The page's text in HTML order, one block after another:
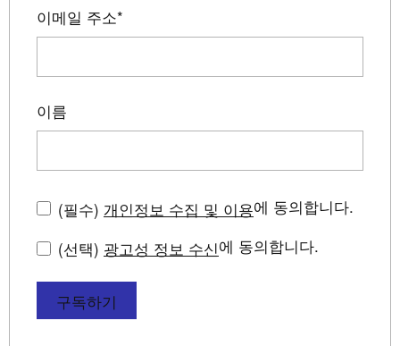
이메일 주소*
이름
(필수) 개인정보 수집 및 이용에 동의합니다.
(선택) 광고성 정보 수신에 동의합니다.
구독하기